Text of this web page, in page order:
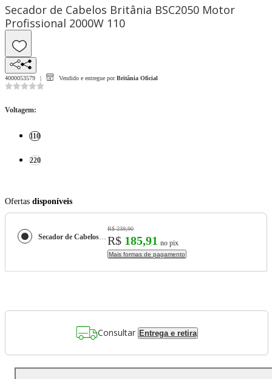
Secador de Cabelos Britânia BSC2050 Motor
Profissional 2000W 110
4000053579 Vendido e entregue por Britânia Oficial
Voltagem:
110
220
Ofertas disponíveis
Secador de Cabelos Britânia BSC2050 Motor Profissional 2000W
R$ 239,90
R$ 185,91 no pix
Mais formas de pagamento
Consultar Entrega e retira